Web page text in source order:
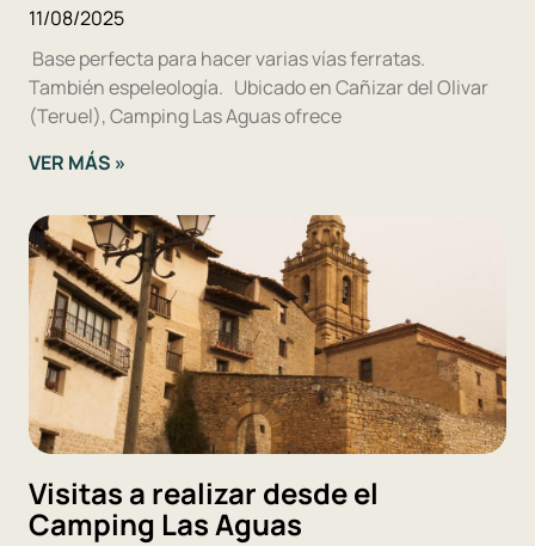
11/08/2025
Base perfecta para hacer varias vías ferratas.
También espeleología. Ubicado en Cañizar del Olivar
(Teruel), Camping Las Aguas ofrece
VER MÁS »
Visitas a realizar desde el
Camping Las Aguas